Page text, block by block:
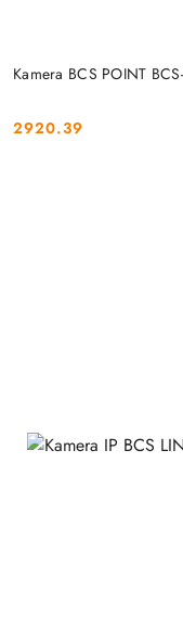
Kamera BCS POINT
Cena:
2920.39